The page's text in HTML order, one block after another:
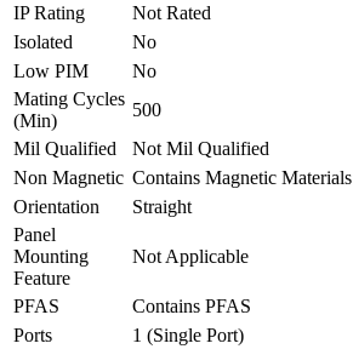
IP Rating
Not Rated
Isolated
No
Low PIM
No
Mating Cycles
(Min)
500
Mil Qualified
Not Mil Qualified
Non Magnetic Contains Magnetic Materials
Orientation
Straight
Panel
Mounting
Feature
Not Applicable
PFAS
Contains PFAS
Ports
1 (Single Port)